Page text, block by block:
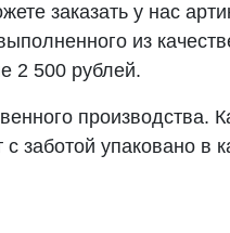
заказать у нас
из
2 500 рублей.
производства.
заботой упаковано в